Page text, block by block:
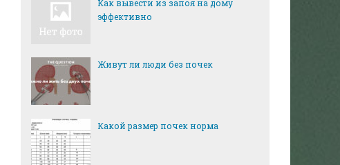
Как вывести из запоя на дому
эффективно
Живут ли люди без почек
Какой размер почек норма